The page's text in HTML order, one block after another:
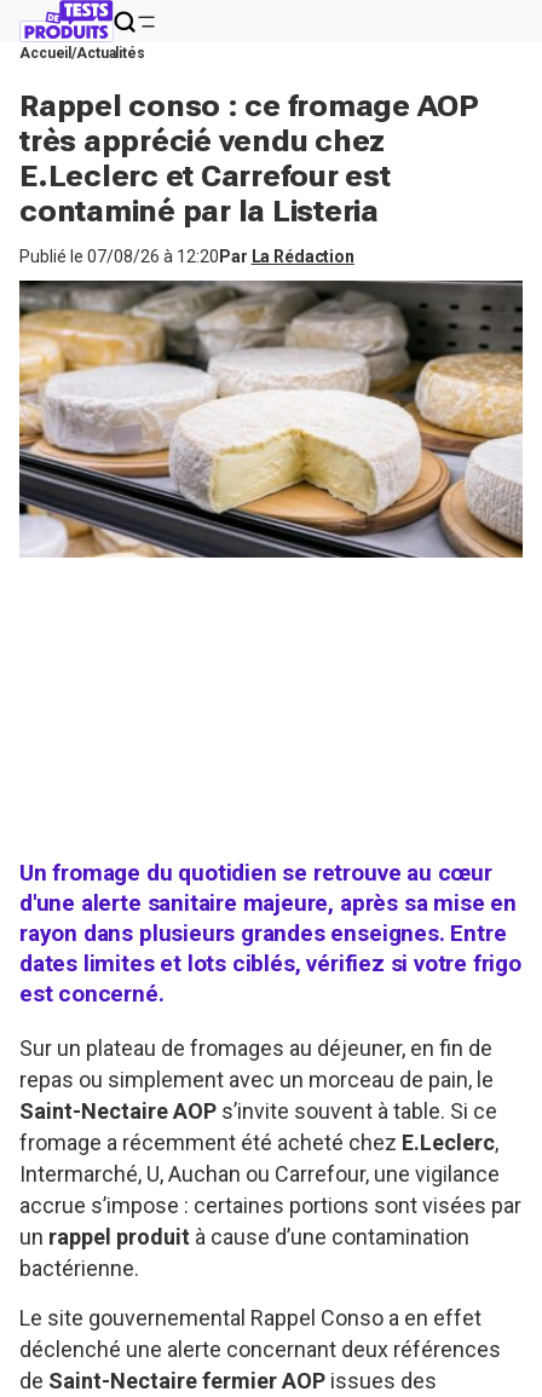
Accueil Actualités
Rappel conso : ce fromage AOP
très apprécié vendu chez
E.Leclerc et Carrefour est
contaminé par la Listeria
Publié le 07/08/26 à 12:20 Par La Rédaction
Un fromage du quotidien se retrouve au cœur
d'une alerte sanitaire majeure, après sa mise en
rayon dans plusieurs grandes enseignes. Entre
dates limites et lots ciblés, vérifiez si votre frigo
est concerné.
Sur un plateau de fromages au déjeuner, en fin de
repas ou simplement avec un morceau de pain, le
Saint-Nectaire AOP s’invite souvent à table. Si ce
fromage a récemment été acheté chez E.Leclerc,
Intermarché, U, Auchan ou Carrefour, une vigilance
accrue s’impose : certaines portions sont visées par
un rappel produit à cause d’une contamination
bactérienne.
Le site gouvernemental Rappel Conso a en effet
déclenché une alerte concernant deux références
de Saint-Nectaire fermier AOP issues des